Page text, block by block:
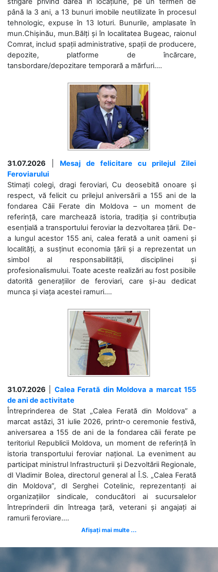
până la 3 ani, a 13 bunuri imobile neutilizate în procesul
tehnologic, expuse în 13 loturi. Bunurile, amplasate în
mun.Chișinău, mun.Bălți și în localitatea Bugeac, raionul
Comrat, includ spații administrative, spații de producere,
depozite, platforme de încărcare,
tansbordare/depozitare temporară a mărfuri....
31.07.2026
Mesaj de felicitare cu prilejul Zilei
Feroviarului
Stimați colegi, dragi feroviari, Cu deosebită onoare și
respect, vă felicit cu prilejul aniversării a 155 ani de la
fondarea Căii Ferate din Moldova – un moment de
referință, care marchează istoria, tradiția și contribuția
esențială a transportului feroviar la dezvoltarea țării. De-
a lungul acestor 155 ani, calea ferată a unit oameni și
localități, a susținut economia țării și a reprezentat un
simbol al responsabilității, disciplinei și
profesionalismului. Toate aceste realizări au fost posibile
datorită generațiilor de feroviari, care și-au dedicat
munca și viața acestei ramuri....
31.07.2026
Calea Ferată din Moldova a marcat 155
de ani de activitate
Întreprinderea de Stat „Calea Ferată din Moldova” a
marcat astăzi, 31 iulie 2026, printr-o ceremonie festivă,
aniversarea a 155 de ani de la fondarea căii ferate pe
teritoriul Republicii Moldova, un moment de referință în
istoria transportului feroviar național. La eveniment au
participat ministrul Infrastructurii și Dezvoltării Regionale,
dl Vladimir Bolea, directorul general al Î.S. „Calea Ferată
din Moldova”, dl Serghei Cotelinic, reprezentanți ai
organizațiilor sindicale, conducători ai sucursalelor
întreprinderii din întreaga țară, veterani și angajați ai
ramurii feroviare....
Afișați mai multe ...